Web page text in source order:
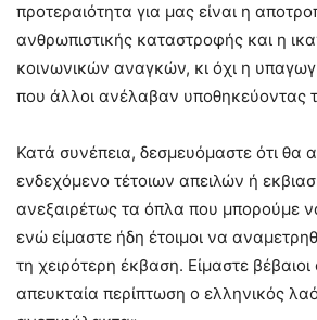
προτεραιότητα για μας είναι η
ανθρωπιστικής καταστροφής και η
κοινωνικών αναγκών, κι όχι η
που άλλοι ανέλαβαν υποθηκεύοντας
Κατά συνέπεια, δεσμευόμαστε ότι θα
ενδεχόμενο τέτοιων απειλών ή
ανεξαιρέτως τα όπλα που μπορούμε
ενώ είμαστε ήδη έτοιμοι να
τη χειρότερη έκβαση. Είμαστε βέβαιοι
απευκταία περίπτωση ο ελληνικός